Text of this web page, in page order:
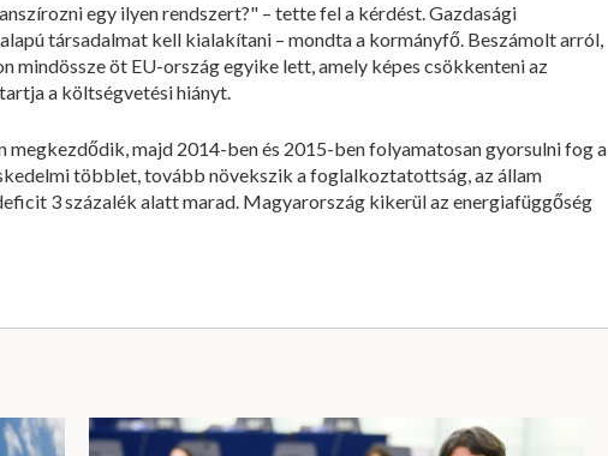
egy ilyen rendszert?" – tette fel a kérdést. Gazdasági
társadalmat kell kialakítani – mondta a kormányfő. Beszámolt arról,
mindössze öt EU-ország egyike lett, amely képes csökkenteni az
a költségvetési hiányt.
majd 2014-ben és 2015-ben folyamatosan gyorsulni fog a
többlet, tovább növekszik a foglalkoztatottság, az állam
3 százalék alatt marad. Magyarország kikerül az energiafüggőség